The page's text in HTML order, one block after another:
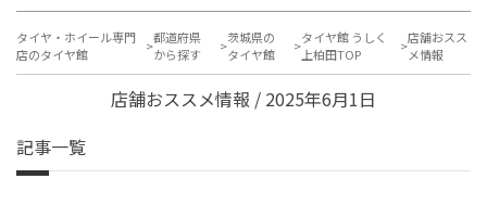
タイヤ・ホイール専門
店のタイヤ館
都道府県
から探す
茨城県の
タイヤ館
タイヤ館 うしく
上柏田TOP
店舗おスス
メ情報
店舗おススメ情報 / 2025年6月1日
記事一覧